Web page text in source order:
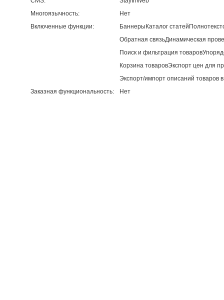
Многоязычность:
Нет
Включенные функции:
Баннеры Каталог статей
Обратная связьДинамическая
Поиск и фильтрация товаров
Корзина товаровЭкспорт цен для
Экспорт/импорт описаний товаров
Заказная функциональность:
Нет